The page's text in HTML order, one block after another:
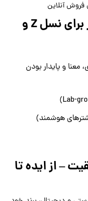
فروش آنلاین
فصل هفتم: طراحی جواهر برای نسل Z و
و پایدار بودن
هوشمند)
– از ایده تا